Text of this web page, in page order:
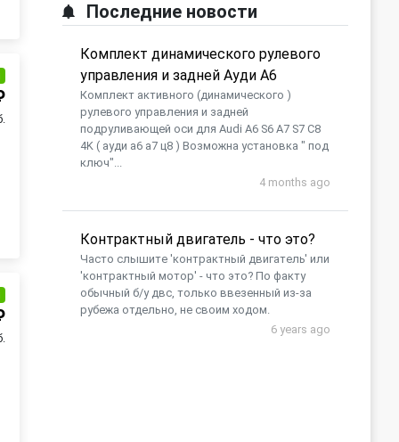
Последние новости
Комплект динамического рулевого
управления и задней Ауди А6
Комплект активного (динамического )
рулевого управления и задней
подруливающей оси для Audi A6 S6 A7 S7 C8
4K ( ауди а6 а7 ц8 ) Возможна установка " под
ключ"...
4 months ago
Контрактный двигатель - что это?
Часто слышите 'контрактный двигатель' или
'контрактный мотор' - что это? По факту
обычный б/у двс, только ввезенный из-за
рубежа отдельно, не своим ходом.
6 years ago